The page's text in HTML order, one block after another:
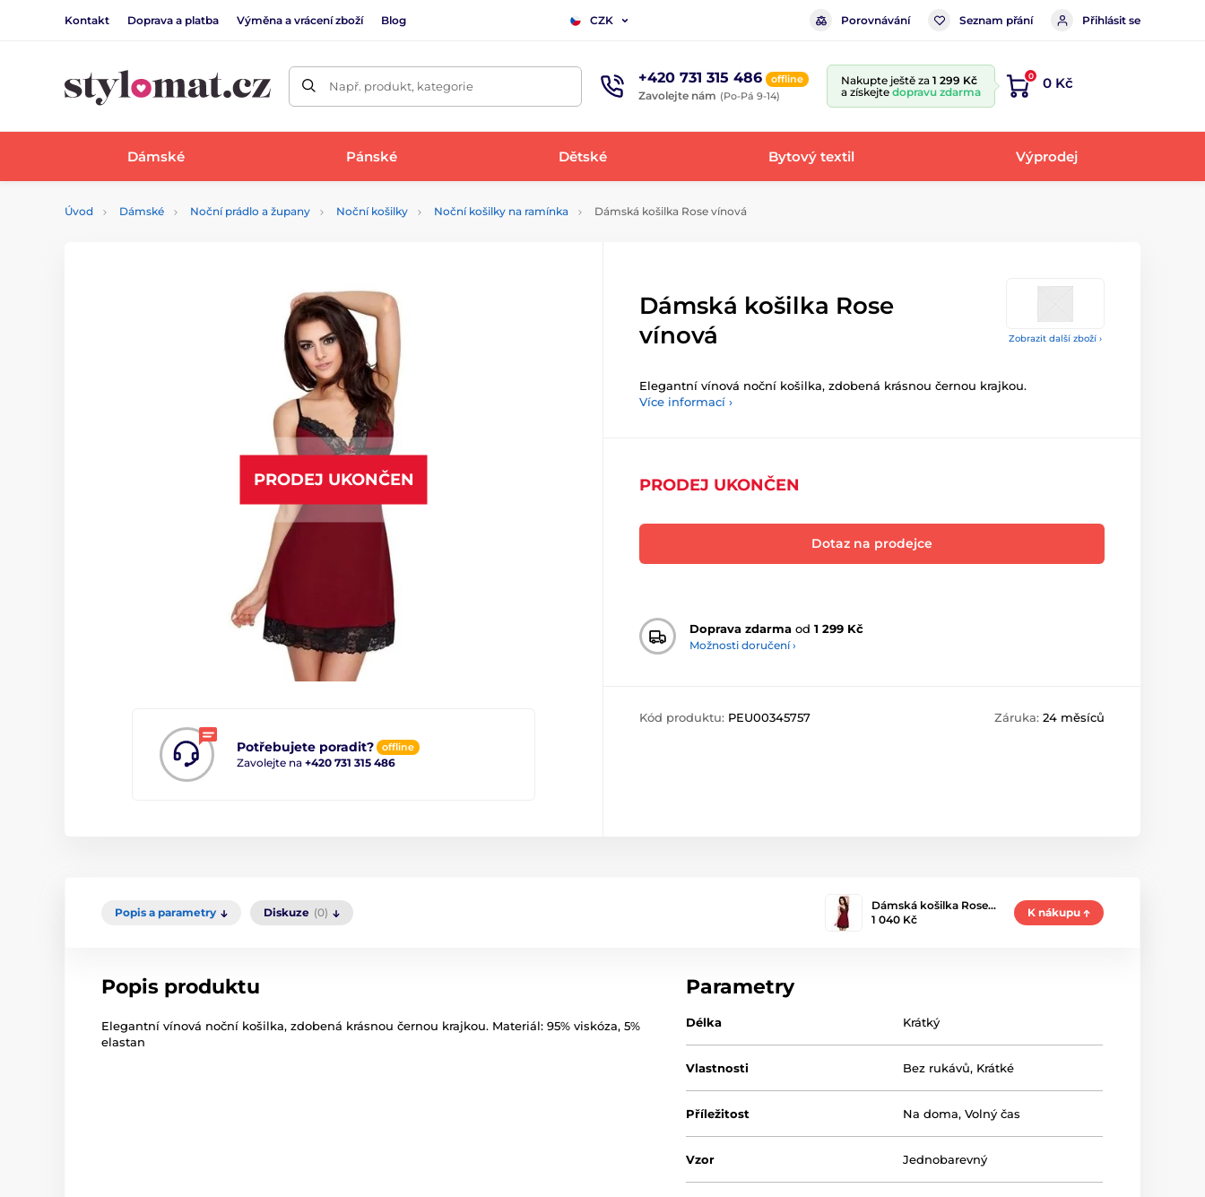
Kontakt Doprava a platba Výměna a vrácení zboží Blog CZK Porovnávání Seznam přání Přihlásit se
Např. produkt, kategorie +420 731 315 486 offline
Zavolejte nám (Po-Pá 9-14)
Nakupte ještě za 1 299 Kč
a získejte dopravu zdarma
0 0 Kč
Dámské Pánské Dětské Bytový textil Výprodej
Úvod Dámské Noční prádlo a župany Noční košilky Noční košilky na ramínka Dámská košilka Rose vínová
Zobrazit další zboží ›
PRODEJ UKONČEN
Potřebujete poradit? offline
Zavolejte na +420 731 315 486
Dámská košilka Rose
vínová
Elegantní vínová noční košilka, zdobená krásnou černou krajkou.
Více informací ›
PRODEJ UKONČEN
Dotaz na prodejce
Doprava zdarma od 1 299 Kč
Možnosti doručení ›
Kód produktu: PEU00345757 Záruka: 24 měsíců
Popis a parametry Diskuze (0)
Dámská košilka Rose…
1 040 Kč
K nákupu
Popis produktu
Elegantní vínová noční košilka, zdobená krásnou černou krajkou. Materiál: 95% viskóza, 5%
elastan
Parametry
Délka Krátký
Vlastnosti Bez rukávů, Krátké
Příležitost Na doma,Volný čas
Vzor Jednobarevný